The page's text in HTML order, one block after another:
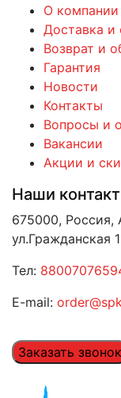
О компании
Доставка и
Возврат и
Гарантия
Новости
Контакты
Вопросы и
Вакансии
Акции и
Наши
675000, Россия,
ул.Гражданская
Тел:
E-mail:
Заказать звонок